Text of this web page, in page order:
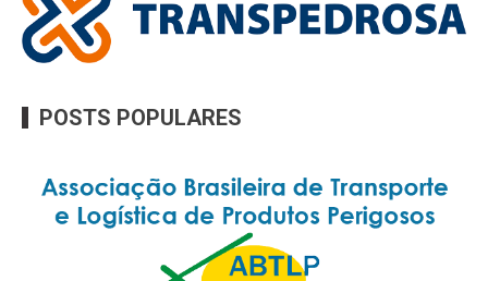
POSTS POPULARES